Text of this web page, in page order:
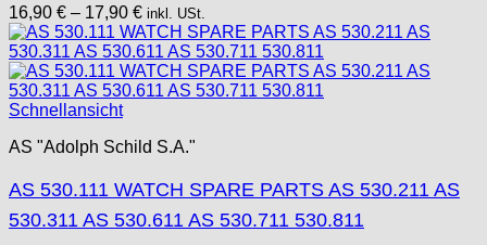
16,90 € – 17,90 € inkl. USt.
Schnellansicht
AS "Adolph Schild S.A."
AS 530.111 WATCH SPARE PARTS AS 530.211 AS
530.311 AS 530.611 AS 530.711 530.811